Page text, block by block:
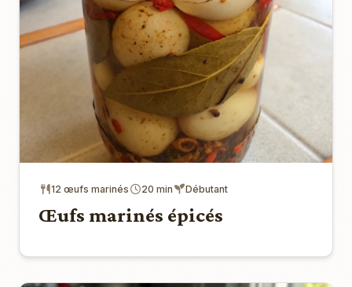
12 œufs marinés 20 min Débutant
Œufs marinés épicés